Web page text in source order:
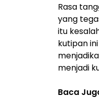
Rasa
yang
itu
kutipan
menjadi
Baca